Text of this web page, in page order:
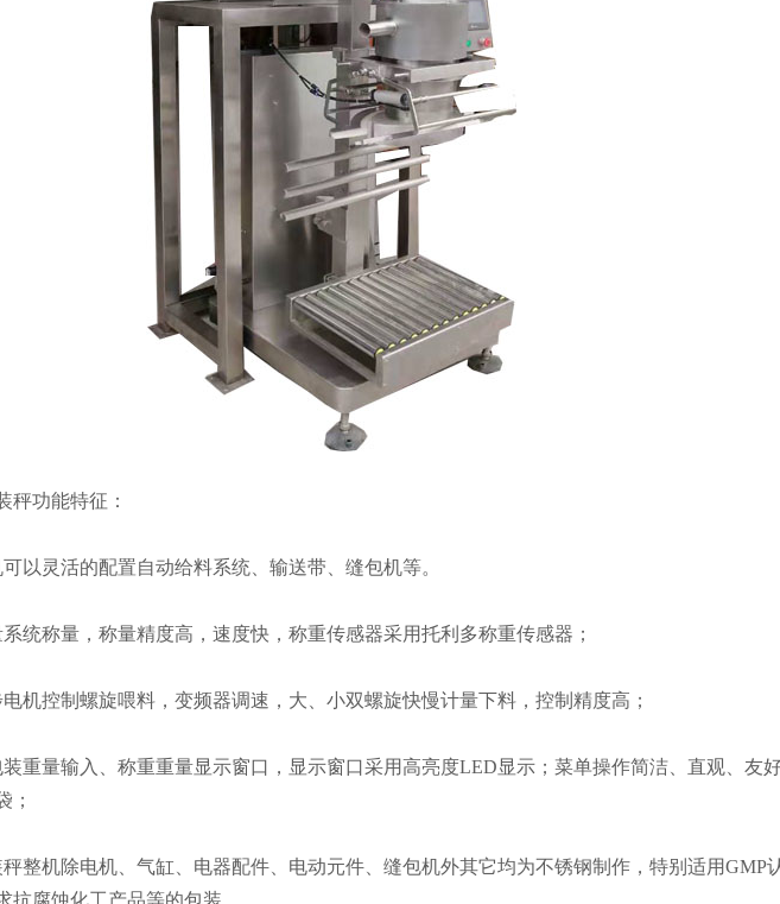
秤功能特征：
以灵活的配置自动给料系统、输送带、缝包机等。
系统称量，称量精度高，速度快，称重传感器采用托利多称重传感器；
机控制螺旋喂料，变频器调速，大、小双螺旋快慢计量下料，控制精度高；
重量输入、称重重量显示窗口，显示窗口采用高亮度LED显示；菜单操作简洁、直观、友
；
秤整机除电机、气缸、电器配件、电动元件、缝包机外其它均为不锈钢制作，特别适用GMP
抗腐蚀化工产品等的包装